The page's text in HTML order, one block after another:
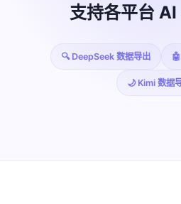
支持各平台 AI
🔍 DeepSeek 数据导出
🌙 Kimi 数据